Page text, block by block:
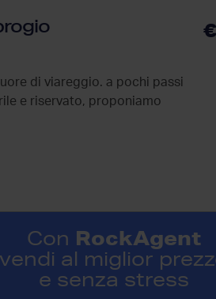
di viareggio. a pochi passi
e riservato, proponiamo
Con RockAgent
vendi al miglior
e senza stress